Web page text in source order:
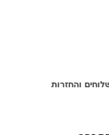
והחזרות